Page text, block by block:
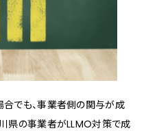
でも、事業者側の関与が成
川県の事業者がLLMO対策で成